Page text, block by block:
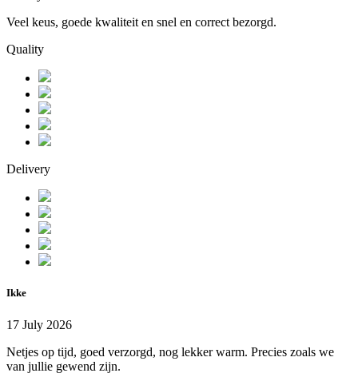
Veel keus, goede kwaliteit en snel en correct bezorgd.
Quality
Delivery
Ikke
17 July 2026
Netjes op tijd, goed verzorgd, nog lekker warm. Precies zoals we
van jullie gewend zijn.